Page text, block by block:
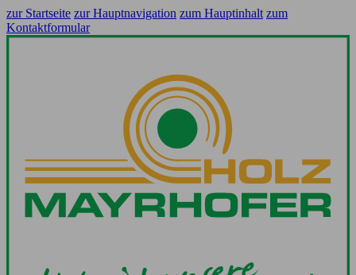
zur Startseite zur Hauptnavigation zum Hauptinhalt zum
Kontaktformular